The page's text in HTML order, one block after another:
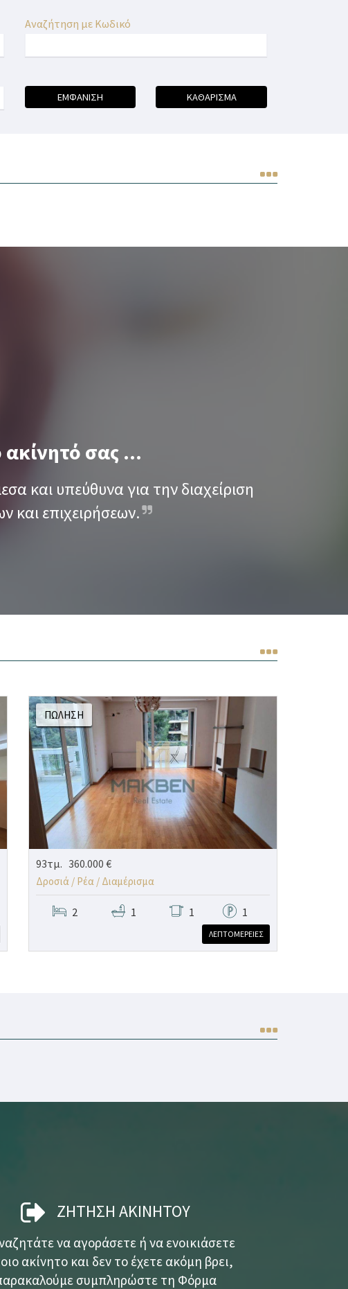
Αναζήτηση με Κωδικό
ΕΜΦΑΝΙΣΗ ΚΑΘΑΡΙΣΜΑ
σας ...
και υπεύθυνα για την διαχείριση
και επιχειρήσεων.
ΠΏΛΗΣΗ
93τμ. 360.000 €
Δροσιά / Ρέα / Διαμέρισμα
2 1 1 1
ΛΕΠΤΟΜΕΡΕΙΕΣ
ΖΗΤΗΣΗ ΑΚΙΝΗΤΟΥ
να αγοράσετε ή να ενοικιάσετε
ακίνητο και δεν το έχετε ακόμη βρει,
συμπληρώστε τη Φόρμα